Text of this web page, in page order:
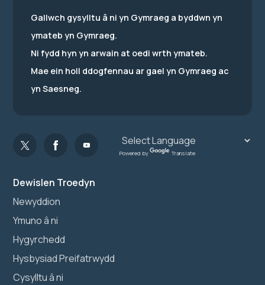
Dewislen Troedyn
Newyddion
Ymuno â ni
Hygyrchedd
Hysbysiad Preifatrwydd
Cysylltu â ni
Gallwch gysylltu â ni yn Gymraeg a byddwn yn
ymateb yn Gymraeg.
Ni fydd hyn yn arwain at oedi wrth ymateb.
Mae ein holl ddogfennau ar gael yn Gymraeg ac
yn Saesneg.
Powered by Translate